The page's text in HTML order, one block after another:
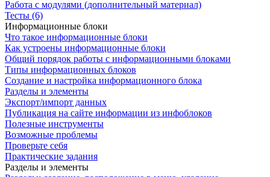
Работа с модулями (дополнительный материал)
Тесты (6)
Информационные блоки
Что такое информационные блоки
Как устроены информационные блоки
Общий порядок работы с информационными блоками
Типы информационных блоков
Создание и настройка информационного блока
Разделы и элементы
Экспорт/импорт данных
Публикация на сайте информации из инфоблоков
Полезные инструменты
Возможные проблемы
Проверьте себя
Практические задания
Разделы и элементы